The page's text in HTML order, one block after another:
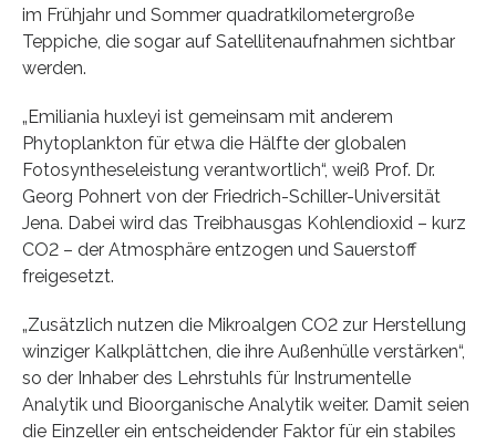
im Frühjahr und Sommer quadratkilometergroße
Teppiche, die sogar auf Satellitenaufnahmen sichtbar
werden.
„Emiliania huxleyi ist gemeinsam mit anderem
Phytoplankton für etwa die Hälfte der globalen
Fotosyntheseleistung verantwortlich“, weiß Prof. Dr.
Georg Pohnert von der Friedrich-Schiller-Universität
Jena. Dabei wird das Treibhausgas Kohlendioxid – kurz
CO2 – der Atmosphäre entzogen und Sauerstoff
freigesetzt.
„Zusätzlich nutzen die Mikroalgen CO2 zur Herstellung
winziger Kalkplättchen, die ihre Außenhülle verstärken“,
so der Inhaber des Lehrstuhls für Instrumentelle
Analytik und Bioorganische Analytik weiter. Damit seien
die Einzeller ein entscheidender Faktor für ein stabiles